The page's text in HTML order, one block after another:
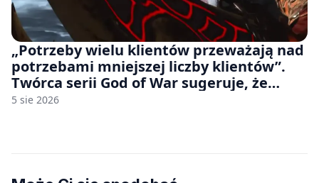
„Potrzeby wielu klientów przeważają nad
potrzebami mniejszej liczby klientów”.
Twórca serii God of War sugeruje, że
rozumie, dlaczego Sony rezygnuje z gier
5 sie 2026